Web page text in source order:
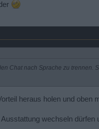
Chat nach Sprache zu trennen.
heraus holen und oben
wechseln